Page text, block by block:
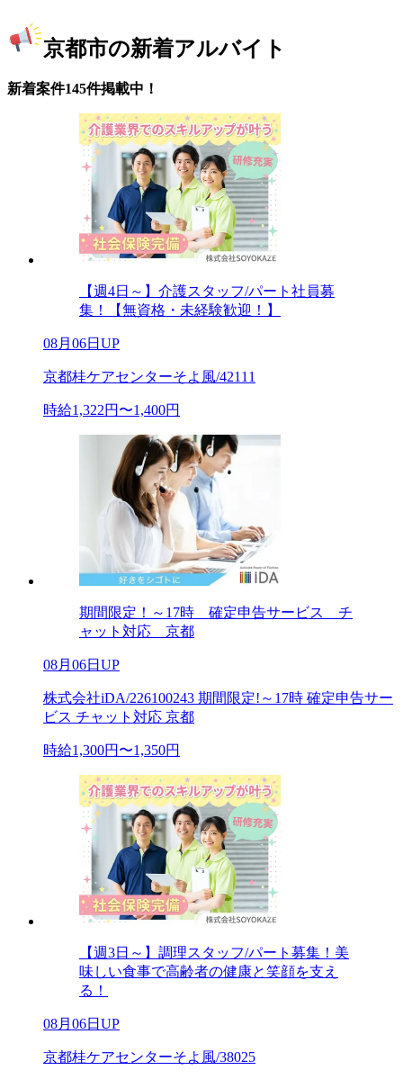
京都市の新着アルバイト
新着案件145件掲載中！
【週4日～】介護スタッフ/パート社員募
集！【無資格・未経験歓迎！】
08月06日UP
京都桂ケアセンターそよ風/42111
時給1,322円〜1,400円
期間限定！～17時 確定申告サービス チ
ャット対応 京都
08月06日UP
株式会社iDA/226100243 期間限定!～17時 確定申告サー
ビス チャット対応 京都
時給1,300円〜1,350円
【週3日～】調理スタッフ/パート募集！美
味しい食事で高齢者の健康と笑顔を支え
る！
08月06日UP
京都桂ケアセンターそよ風/38025